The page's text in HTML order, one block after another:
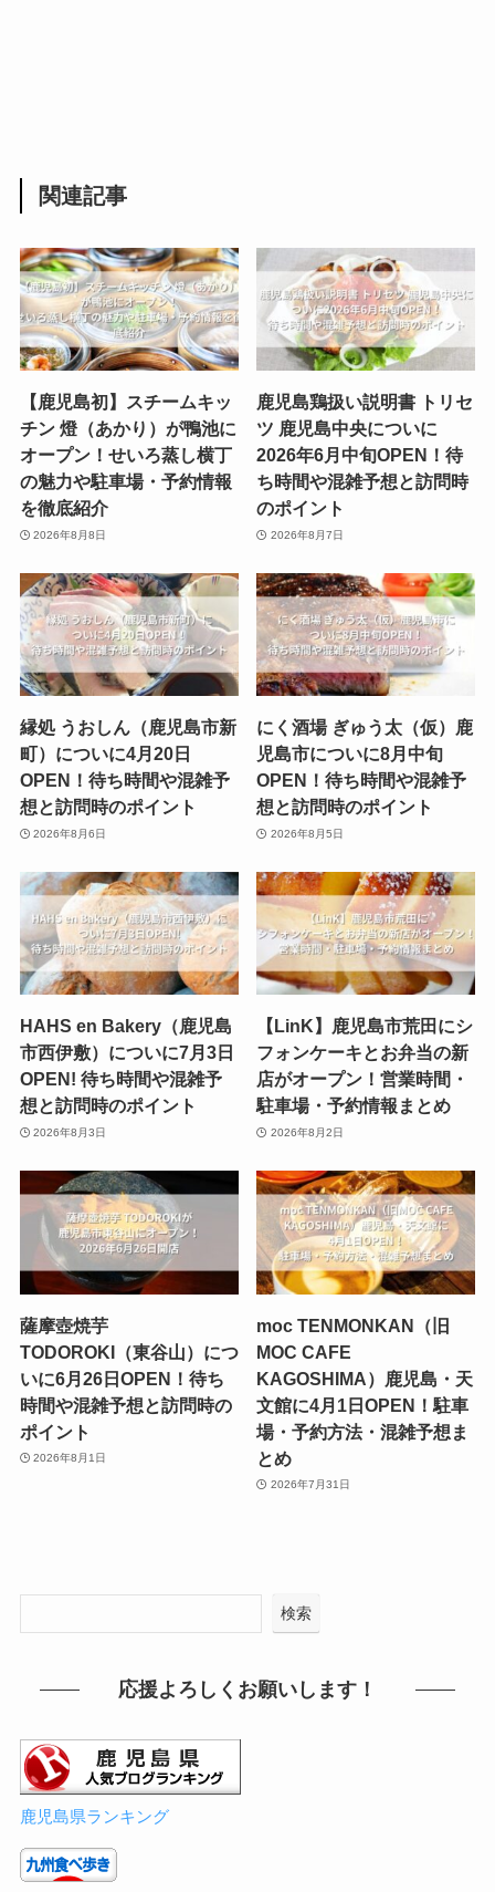
関連記事
【鹿児島初】スチームキッ
チン 燈（あかり）が鴨池に
オープン！せいろ蒸し横丁
の魅力や駐車場・予約情報
を徹底紹介
2026年8月8日
鹿児島鶏扱い説明書 トリセ
ツ 鹿児島中央についに
2026年6月中旬OPEN！待
ち時間や混雑予想と訪問時
のポイント
2026年8月7日
縁処 うおしん（鹿児島市新
町）についに4月20日
OPEN！待ち時間や混雑予
想と訪問時のポイント
2026年8月6日
にく酒場 ぎゅう太（仮）鹿
児島市についに8月中旬
OPEN！待ち時間や混雑予
想と訪問時のポイント
2026年8月5日
HAHS en Bakery（鹿児島
市西伊敷）についに7月3日
OPEN! 待ち時間や混雑予
想と訪問時のポイント
2026年8月3日
【LinK】鹿児島市荒田にシ
フォンケーキとお弁当の新
店がオープン！営業時間・
駐車場・予約情報まとめ
2026年8月2日
薩摩壺焼芋
TODOROKI（東谷山）につ
いに6月26日OPEN！待ち
時間や混雑予想と訪問時の
ポイント
2026年8月1日
moc TENMONKAN（旧
MOC CAFE
KAGOSHIMA）鹿児島・天
文館に4月1日OPEN！駐車
場・予約方法・混雑予想ま
とめ
2026年7月31日
検索
応援よろしくお願いします！
鹿児島県ランキング